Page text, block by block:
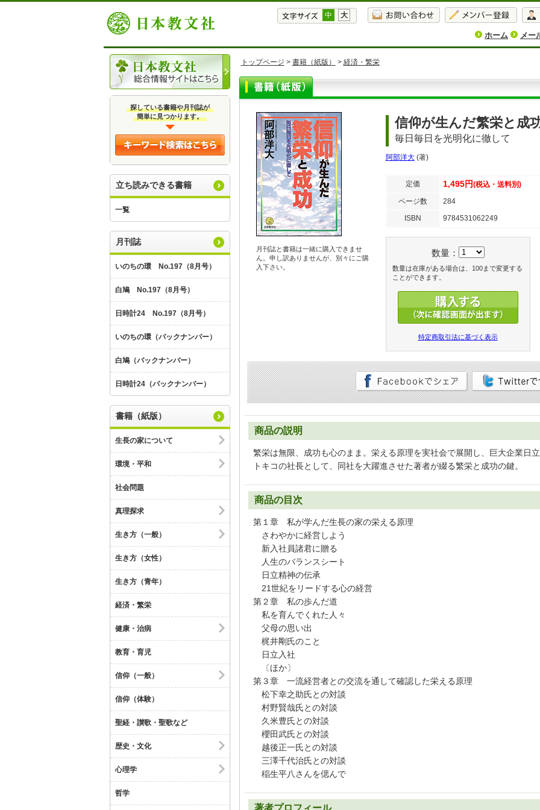
中 大
ホーム メー
探している書籍や月刊誌が
簡単に見つかります。
立ち読みできる書籍
一覧
月刊誌
いのちの環 No.197（8月号）
白鳩 No.197（8月号）
日時計24 No.197（8月号）
いのちの環（バックナンバー）
白鳩（バックナンバー）
日時計24（バックナンバー）
書籍（紙版）
生長の家について
環境・平和
社会問題
真理探求
生き方（一般）
生き方（女性）
生き方（青年）
経済・繁栄
健康・治病
教育・育児
信仰（一般）
信仰（体験）
聖経・讃歌・聖歌など
歴史・文化
心理学
哲学
トップページ > 書籍（紙版） > 経済・繁栄
月刊誌と書籍は一緒に購入できませ
ん。申し訳ありませんが、別々にご購
入下さい。
信仰が生んだ繁栄と成
毎日毎日を光明化に徹して
阿部洋大 (著)
定価 1,495円(税込・送料別)
ページ数
284
ISBN
9784531062249
数量：
数量は在庫がある場合は、100まで変更する
ことができます。
特定商取引法に基づく表示
商品の説明
繁栄は無限、成功も心のまま。栄える原理を実社会で展開し、巨大企業日
トキコの社長として、同社を大躍進させた著者が綴る繁栄と成功の鍵。
商品の目次
第１章 私が学んだ生長の家の栄える原理
さわやかに経営しよう
新入社員諸君に贈る
人生のバランスシート
日立精神の伝承
21世紀をリードする心の経営
第２章 私の歩んだ道
私を育んでくれた人々
父母の思い出
梶井剛氏のこと
日立入社
〔ほか〕
第３章 一流経営者との交流を通して確認した栄える原理
松下幸之助氏との対談
村野賢哉氏との対談
久米豊氏との対談
櫻田武氏との対談
越後正一氏との対談
三澤千代治氏との対談
稲生平八さんを偲んで
著者プロフィール